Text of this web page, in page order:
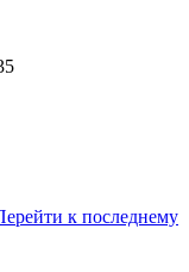
к последнему